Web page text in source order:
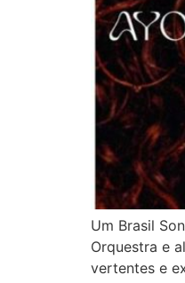
Um Brasil
Orquestra e
vertentes e